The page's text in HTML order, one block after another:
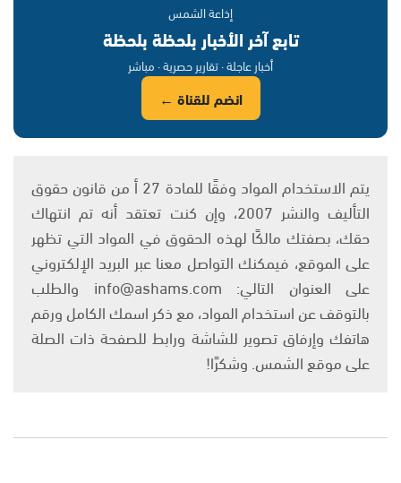
إذاعة الشمس
تابع آخر الأخبار بلحظة بلحظة
أخبار عاجلة · تقارير حصرية · مباشر
انضم للقناة ←
يتم الاستخدام المواد وفقًا للمادة 27 أ من قانون حقوق
التأليف والنشر 2007، وإن كنت تعتقد أنه تم انتهاك
حقك، بصفتك مالكًا لهذه الحقوق في المواد التي تظهر
على الموقع، فيمكنك التواصل معنا عبر البريد الإلكتروني
على العنوان التالي: info@ashams.com والطلب
بالتوقف عن استخدام المواد، مع ذكر اسمك الكامل ورقم
هاتفك وإرفاق تصوير للشاشة ورابط للصفحة ذات الصلة
على موقع الشمس. وشكرًا!